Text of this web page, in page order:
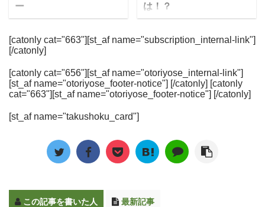
食べられる 開けやすいパ
ッ ...
の管理栄養士の方にイ ...
配で届けてくれます。 こ
の記事では、ウェルネス
ダイニングの気になる口
コミ・評判やコース別の
金額や料金、実際に頼ん
でわかった内容について
い？まずい？という気に
なる味の評価はみんなの
ます ...
だわりの詰まったFIT
一流シェフと専属の管理
栄養士がメニュー開発か
ら調理まで担当し、ジャ
意！ 飽きのこないメニュ
ーとなっており、ダイエ
ー
ュ)は、一流シェフと管理
栄養士によって作られ
ニューを届けてくれるサ
ービスです。 この記事で
ミやダイエットに使った
購入方法やおすすめのメ
ニューについて紹介しま
が一番気になりますよね
は！？
られた冷凍寿司。今まで
しい宅配寿司の形として
注目されています。 この
とに、神奈川県で宅配寿
司を提供している「海の
[catonly cat="663"][st_af name="subscription_internal-link"]
[/catonly]
[catonly cat="656"][st_af name="otoriyose_internal-link"]
[st_af name="otoriyose_footer-notice"] [/catonly] [catonly
cat="663"][st_af name="otoriyose_footer-notice"] [/catonly]
[st_af name="takushoku_card"]
この記事を書いた人 最新記事